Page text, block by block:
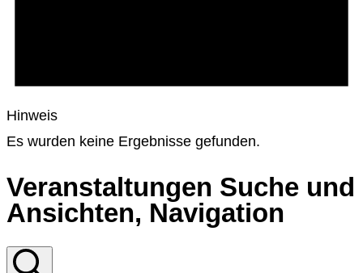
Hinweis
Es wurden keine Ergebnisse gefunden.
Veranstaltungen Suche und
Ansichten, Navigation